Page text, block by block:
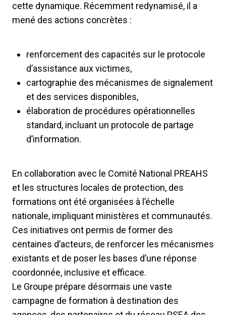
cette dynamique. Récemment redynamisé, il a
mené des actions concrètes :
renforcement des capacités sur le protocole
d’assistance aux victimes,
cartographie des mécanismes de signalement
et des services disponibles,
élaboration de procédures opérationnelles
standard, incluant un protocole de partage
d’information.
En collaboration avec le Comité National PREAHS
et les structures locales de protection, des
formations ont été organisées à l’échelle
nationale, impliquant ministères et communautés.
Ces initiatives ont permis de former des
centaines d’acteurs, de renforcer les mécanismes
existants et de poser les bases d’une réponse
coordonnée, inclusive et efficace.
Le Groupe prépare désormais une vaste
campagne de formation à destination des